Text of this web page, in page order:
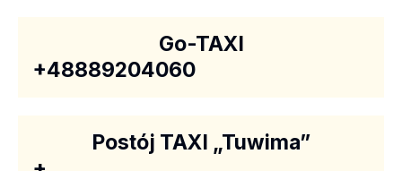
Go-TAXI
+48889204060
Postój TAXI „Tuwima”